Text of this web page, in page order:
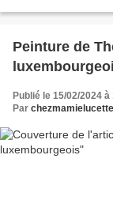
Peinture de
Publié le 15/02/2024 à
Par chezmamielucette